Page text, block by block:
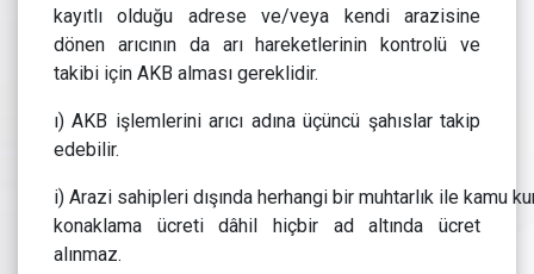
kayıtlı olduğu adrese ve/veya kendi arazisine
dönen arıcının da arı hareketlerinin kontrolü ve
takibi için AKB alması gereklidir.
ı) AKB işlemlerini arıcı adına üçüncü şahıslar takip
edebilir.
i) Arazi sahipleri dışında herhangi bir muhtarlık ile kamu
konaklama ücreti dâhil hiçbir ad altında ücret
alınmaz.